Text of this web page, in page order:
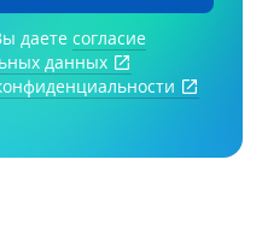
даете согласие
данных